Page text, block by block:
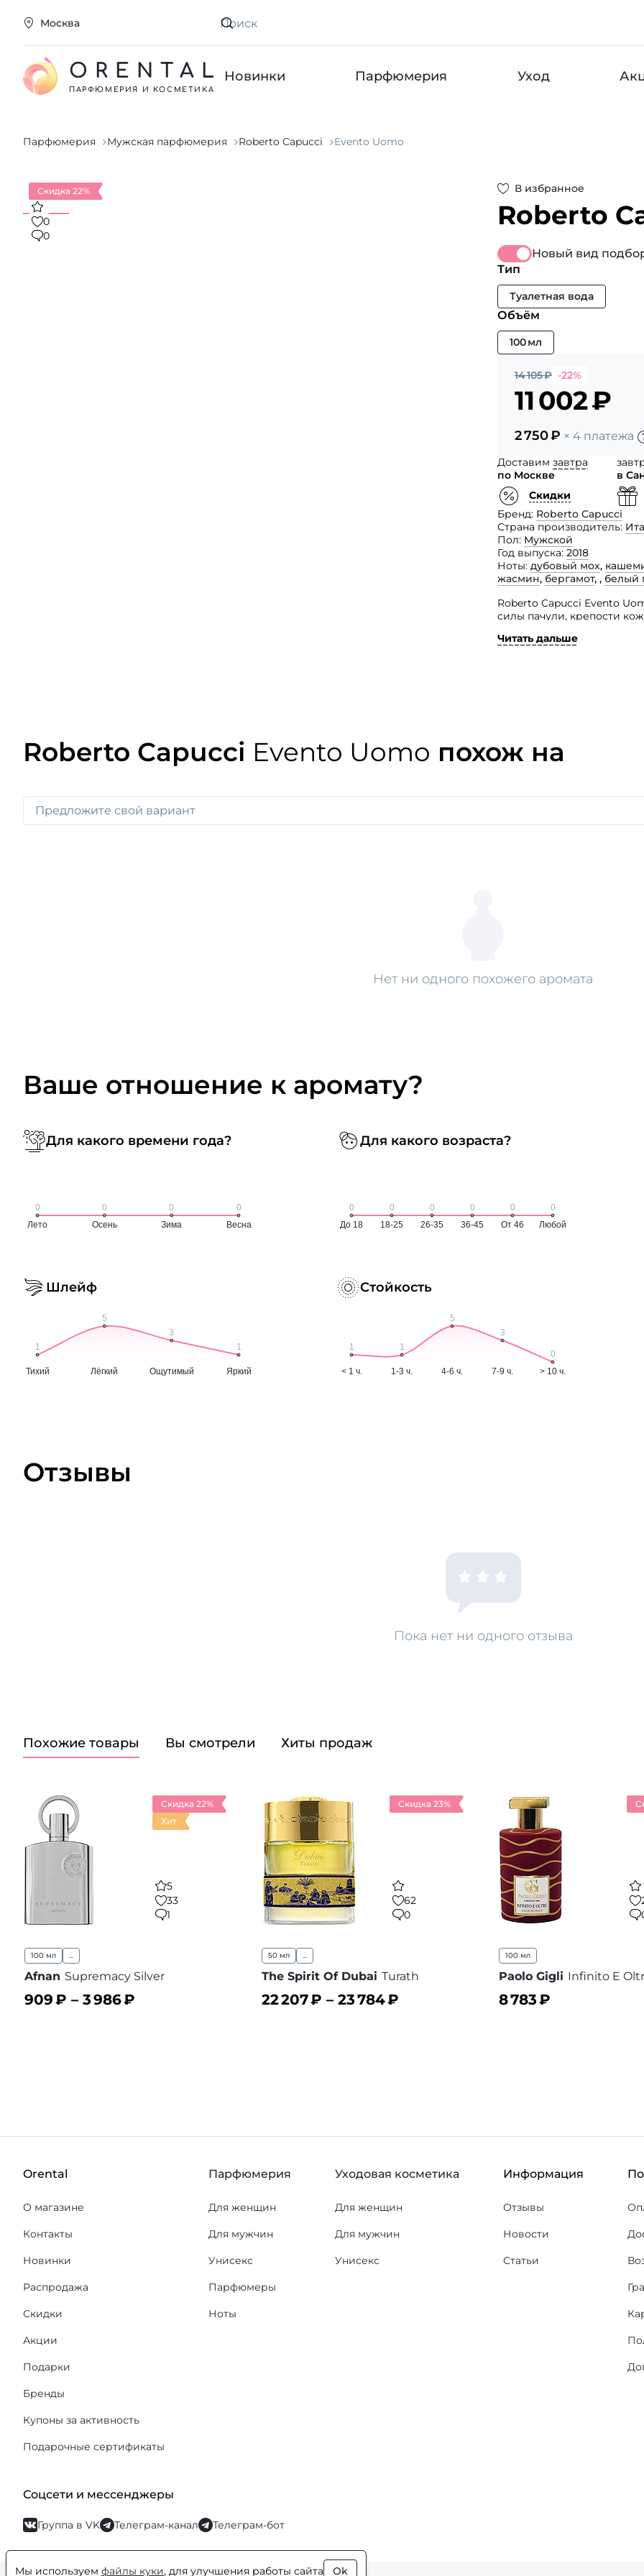
Москва Искать
ORENTAL
ПАРФЮМЕРИЯ И КОСМЕТИКА
Новинки Парфюмерия Уход
Парфюмерия Мужская парфюмерия Roberto Capucci Evento Uomo
В избранное
Roberto
Скидка 22%
0
0
Новый вид
Тип
Туалетная вода
Объём
100 мл
14 105₽ -22%
11 002₽
2 750₽ × 4 платежа
Доставим завтра
по Москве
в
Скидки
Бренд Roberto Capucci
Страна производитель
Пол Мужской
Год выпуска 2018
Ноты дубовый мох,
жасмин, бергамот, , белый
Roberto Capucci Evento
силы пачули, крепости
Читать дальше
Roberto Capucci Evento Uomo похож на
Нет ни одного похожего аромата
Ваше отношение к аромату?
Для какого времени года? Для какого возраста?
Шлейф Стойкость
Отзывы
Пока нет ни одного отзыва
Похожие товары Вы смотрели Хиты продаж
Скидка 22%
Хит
5
33
1
100 мл ...
Afnan Supremacy Silver
909₽ – 3 986₽
Скидка 23%
62
0
50 мл ...
The Spirit Of Dubai Turath
22 207₽ – 23 784₽
100 мл
Paolo Gigli Infinito E
8 783₽
Orental
О магазине
Контакты
Новинки
Распродажа
Скидки
Акции
Подарки
Бренды
Купоны за активность
Подарочные сертификаты
Парфюмерия
Для женщин
Для мужчин
Унисекс
Парфюмеры
Ноты
Уходовая косметика
Для женщин
Для мужчин
Унисекс
Информация
Отзывы
Новости
Статьи
Соцсети и мессенджеры
Группа в VK Телеграм-канал Телеграм-бот
Мы используем файлы куки, для улучшения работы сайта Ok